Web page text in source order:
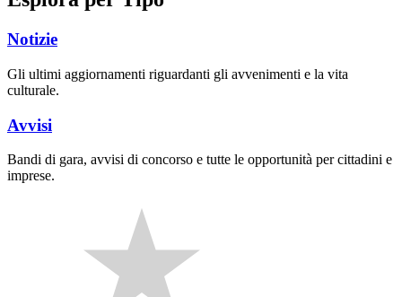
Notizie
Gli ultimi aggiornamenti riguardanti gli avvenimenti e la vita
culturale.
Avvisi
Bandi di gara, avvisi di concorso e tutte le opportunità per cittadini e
imprese.